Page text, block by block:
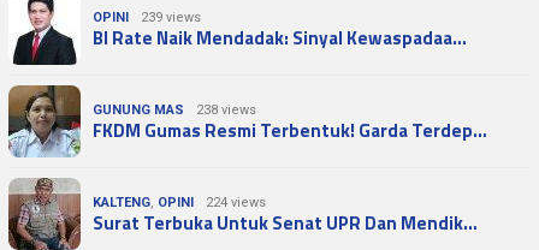
OPINI 239 views
BI Rate Naik Mendadak: Sinyal Kewaspadaa…
GUNUNG MAS 238 views
FKDM Gumas Resmi Terbentuk! Garda Terdep…
KALTENG, OPINI 224 views
Surat Terbuka Untuk Senat UPR Dan Mendik…